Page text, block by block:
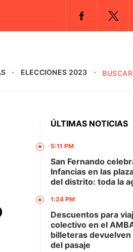
ELECCIONES 2023
ÚLTIMAS NOTICIAS
5:11 PM
San Fernando
Infancias en las
del distrito: toda la
1:24 PM
Descuentos para
colectivo en el
billeteras devuelven
del pasaje